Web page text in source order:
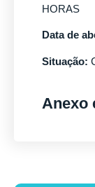
HORAS
Data de
Situação:
Anexo